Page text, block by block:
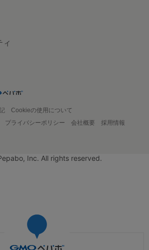
ィ
Cookieの使用について
プライバシーポリシー 会社概要
採用情報
Inc. All rights reserved.